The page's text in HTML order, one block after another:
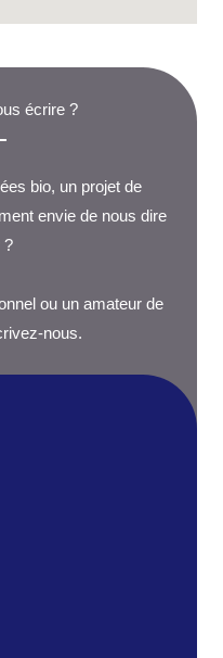
écrire ?
bio, un projet de
envie de nous dire
?
ou un amateur de
nous.